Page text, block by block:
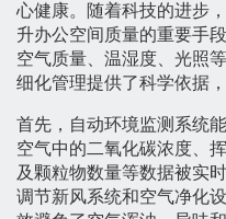
心健康。随着科技的进步
升办公空间质量的重要手
空气质量、温湿度、光照
细化管理提供了科学依据
首先，自动环境监测系统
空气中的二氧化碳浓度、
及颗粒物数量等数据被实
调节新风系统和空气净化